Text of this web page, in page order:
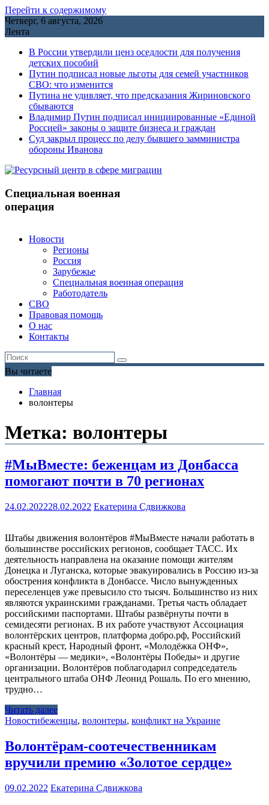
Перейти к содержимому
Четверг, 6 августа, 2026
Лента
В России утвердили ценз оседлости для получения
детских пособий
Путин подписал новые льготы для семей участников
СВО: что изменится
Путина не удивляет, что предсказания Жириновского
сбываются
Владимир Путин подписал инициированные «Единой
Россией» законы о защите бизнеса и граждан
Cуд закрыл процесс по делу бывшего замминистра
обороны Иванова
Специальная военная
операция
Новости
Регионы
Россия
Зарубежье
Специальная военная операция
Работодатель
СВО
Правовая помощь
О нас
Контакты
Вы читаете
Главная
волонтеры
Метка: волонтеры
#МыВместе: беженцам из Донбасса
помогают почти в 70 регионах
24.02.202228.02.2022 Екатерина Сдвижкова
Штабы движения волонтёров #МыВместе начали работать в
большинстве российских регионов, сообщает ТАСС. Их
деятельность направлена на оказание помощи жителям
Донецка и Луганска, которые эвакуировались в Россию из-за
обострения конфликта в Донбассе. Число вынужденных
переселенцев уже превысило сто тысяч. Большинство из них
являются украинскими гражданами. Третья часть обладает
российскими паспортами. Штабы развёрнуты почти в
семидесяти регионах. В их работе участвуют Ассоциация
волонтёрских центров, платформа добро.рф, Российский
красный крест, Народный фронт, «Молодёжка ОНФ»,
«Волонтёры — медики», «Волонтёры Победы» и другие
организации. Волонтёров поблагодарил сопредседатель
центрального штаба ОНФ Леонид Рошаль. По его мнению,
трудно…
Читать далее
Новостибеженцы, волонтеры, конфликт на Украине
Волонтёрам-соотечественникам
вручили премию «Золотое сердце»
09.02.2022 Екатерина Сдвижкова